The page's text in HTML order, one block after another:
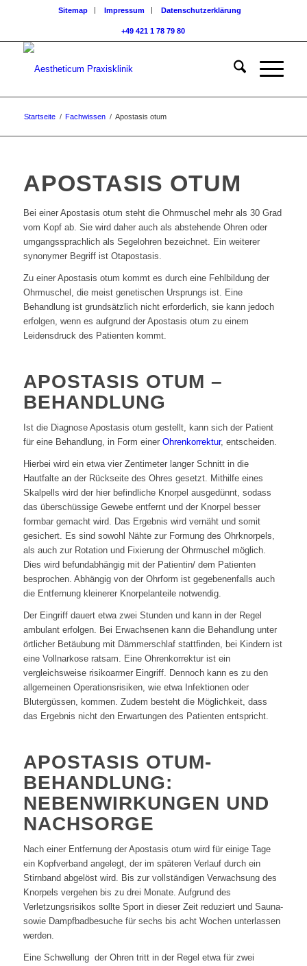
Sitemap Impressum Datenschutzerklärung
+49 421 1 78 79 80
Startseite / Fachwissen / Apostasis otum
APOSTASIS OTUM
Bei einer Apostasis otum steht die Ohrmuschel mehr als 30 Grad
vom Kopf ab. Sie wird daher auch als abstehende Ohren oder
umgangssprachlich als Segelohren bezeichnet. Ein weiterer
synonymer Begriff ist Otapostasis.
Zu einer Apostasis otum kommt es durch eine Fehlbildung der
Ohrmuschel, die meist genetischen Ursprungs ist. Eine
Behandlung ist grundsätzlich nicht erforderlich, sie kann jedoch
erfolgen, wenn es aufgrund der Apostasis otum zu einem
Leidensdruck des Patienten kommt.
APOSTASIS OTUM –
BEHANDLUNG
Ist die Diagnose Apostasis otum gestellt, kann sich der Patient
für eine Behandlung, in Form einer Ohrenkorrektur, entscheiden.
Hierbei wird ein etwa vier Zentimeter langer Schnitt in die
Hautfalte an der Rückseite des Ohres gesetzt. Mithilfe eines
Skalpells wird der hier befindliche Knorpel ausgedünnt, sodass
das überschüssige Gewebe entfernt und der Knorpel besser
formbar gemacht wird. Das Ergebnis wird vernäht und somit
gesichert. Es sind sowohl Nähte zur Formung des Ohrknorpels,
als auch zur Rotation und Fixierung der Ohrmuschel möglich.
Dies wird befundabhängig mit der Patientin/ dem Patienten
besprochen. Abhängig von der Ohrform ist gegebenenfalls auch
die Entfernung kleinerer Knorpelanteile notwendig.
Der Eingriff dauert etwa zwei Stunden und kann in der Regel
ambulant erfolgen. Bei Erwachsenen kann die Behandlung unter
örtlicher Betäubung mit Dämmerschlaf stattfinden, bei Kindern ist
eine Vollnarkose ratsam. Eine Ohrenkorrektur ist ein
vergleichsweise risikoarmer Eingriff. Dennoch kann es zu den
allgemeinen Operationsrisiken, wie etwa Infektionen oder
Blutergüssen, kommen. Zudem besteht die Möglichkeit, dass
das Ergebnis nicht den Erwartungen des Patienten entspricht.
APOSTASIS OTUM-
BEHANDLUNG:
NEBENWIRKUNGEN UND
NACHSORGE
Nach einer Entfernung der Apostasis otum wird für einige Tage
ein Kopfverband angelegt, der im späteren Verlauf durch ein
Stirnband abgelöst wird. Bis zur vollständigen Verwachsung des
Knorpels vergehen bis zu drei Monate. Aufgrund des
Verletzungsrisikos sollte Sport in dieser Zeit reduziert und Sauna-
sowie Dampfbadbesuche für sechs bis acht Wochen unterlassen
werden.
Eine Schwellung der Ohren tritt in der Regel etwa für zwei